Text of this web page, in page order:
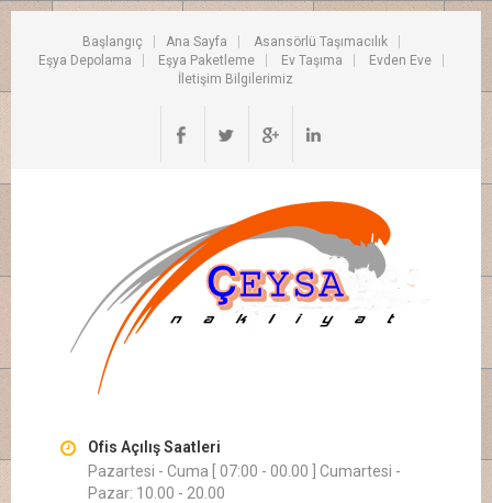
Başlangıç Ana Sayfa
Asansörlü Taşımacılık
Eşya Depolama
Eşya Paketleme Ev Taşıma
Evden Eve
İletişim Bilgilerimiz
Ofis Açılış Saatleri
Pazartesi - Cuma [ 07:00 - 00.00 ] Cumartesi -
Pazar: 10.00 - 20.00